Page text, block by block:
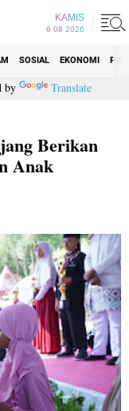
KAMIS
6 08 2026
SOSIAL EKONOMI
by Translate
Berikan
Anak